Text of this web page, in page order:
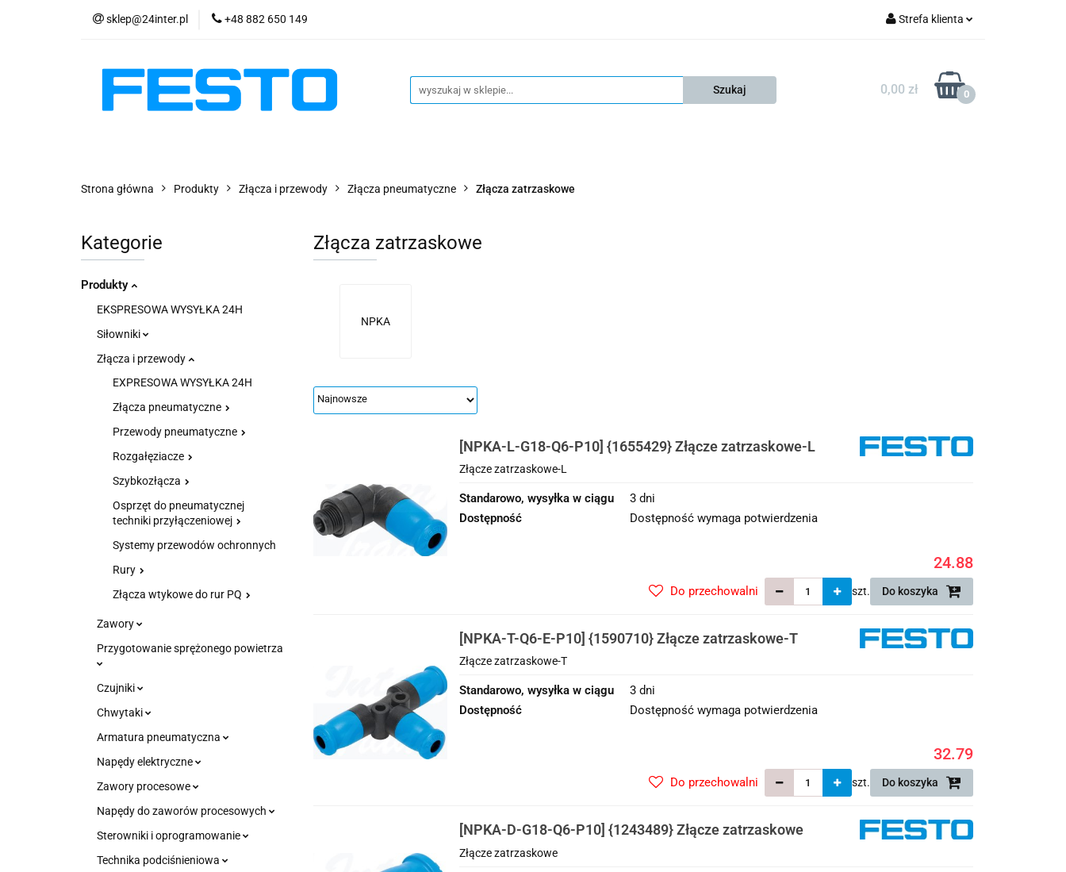
sklep@24inter.pl +48 882 650 149 Strefa klienta
Zarejestruj się
Dodaj zgłoszenie
0,00 zł 0
PRODUKTY
AKTUALNOŚCI KONTAKT KSP
Strona główna Produkty Złącza i przewody Złącza pneumatyczne Złącza zatrzaskowe
Kategorie
Produkty
EKSPRESOWA WYSYŁKA 24H
Siłowniki
Złącza i przewody
EXPRESOWA WYSYŁKA 24H
Złącza pneumatyczne
Przewody pneumatyczne
Rozgałęziacze
Szybkozłącza
Osprzęt do pneumatycznej
techniki przyłączeniowej
Systemy przewodów ochronnych
Rury
Złącza wtykowe do rur PQ
Zawory
Przygotowanie sprężonego powietrza
Czujniki
Chwytaki
Armatura pneumatyczna
Napędy elektryczne
Zawory procesowe
Napędy do zaworów procesowych
Sterowniki i oprogramowanie
Technika podciśnieniowa
Złącza zatrzaskowe
NPKA
[NPKA-L-G18-Q6-P10] {1655429} Złącze zatrzaskowe-L
Złącze zatrzaskowe-L
Standarowo, wysyłka w ciągu
3 dni
Dostępność
Dostępność wymaga potwierdzenia
24.88
szt. Do koszyka
Do przechowalni
[NPKA-T-Q6-E-P10] {1590710} Złącze zatrzaskowe-T
Złącze zatrzaskowe-T
Standarowo, wysyłka w ciągu
3 dni
Dostępność
Dostępność wymaga potwierdzenia
32.79
szt. Do koszyka
Do przechowalni
[NPKA-D-G18-Q6-P10] {1243489} Złącze zatrzaskowe
Złącze zatrzaskowe